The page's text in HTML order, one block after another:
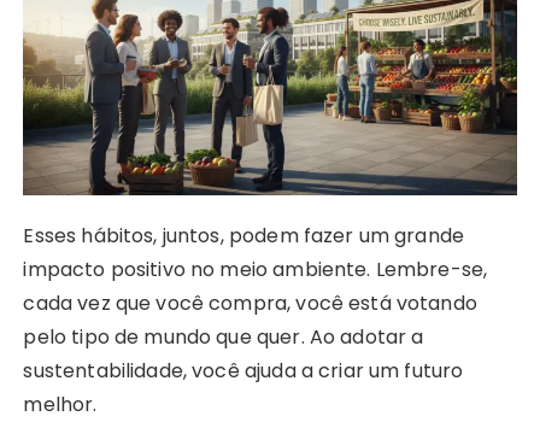
Esses hábitos, juntos, podem fazer um grande
impacto positivo no meio ambiente. Lembre-se,
cada vez que você compra, você está votando
pelo tipo de mundo que quer. Ao adotar a
sustentabilidade, você ajuda a criar um futuro
melhor.